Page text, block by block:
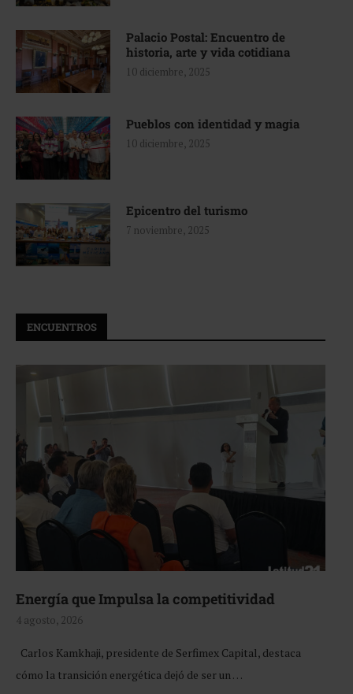
Palacio Postal: Encuentro de
historia, arte y vida cotidiana
10 diciembre, 2025
Pueblos con identidad y magia
10 diciembre, 2025
Epicentro del turismo
7 noviembre, 2025
ENCUENTROS
Energía que Impulsa la competitividad
4 agosto, 2026
Carlos Kamkhaji, presidente de Serfimex Capital, destaca
cómo la transición energética dejó de ser un …